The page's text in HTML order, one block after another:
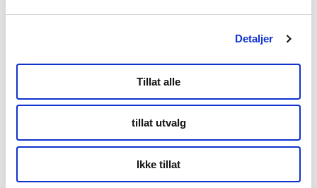
Detaljer
Tillat alle
tillat utvalg
Ikke tillat
Legg turen innom Lofotr
For åpningstider og annen informasjon gå videre
Gå videre
Skrevet av Marie Nystad